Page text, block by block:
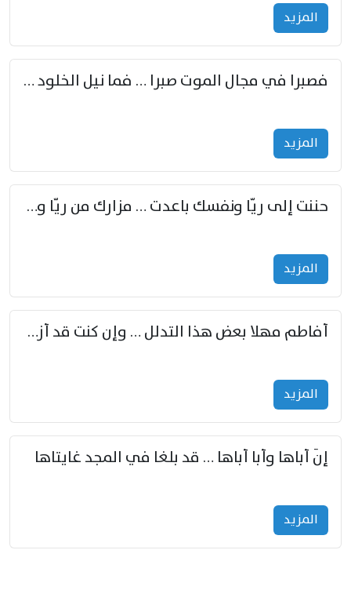
المزید
فصبرا في مجال الموت صبرا … فما نيل الخلود بمستطاع
المزید
حننت إلى ريّا ونفسك باعدت … مزارك من ريّا وشعباكما معا
المزید
أفاطم مهلا بعض هذا التدلل … وإن كنت قد أزمعت صرمي فأجملي
المزید
إنّ أباها وأبا أباها … قد بلغا في المجد غايتاها
المزید